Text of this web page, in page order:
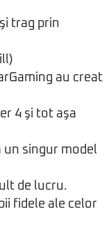
trag prin
au creat
4 şi tot aşa
un singur model
de lucru.
fidele ale celor